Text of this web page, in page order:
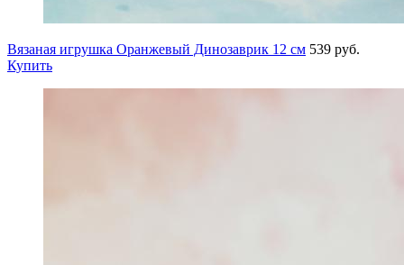
Вязаная игрушка Оранжевый Динозаврик 12 см 539 руб.
Купить